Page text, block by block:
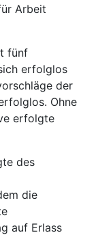
Arbeit
fünf
erfolglos
der
Ohne
erfolgte
des
die
auf Erlass